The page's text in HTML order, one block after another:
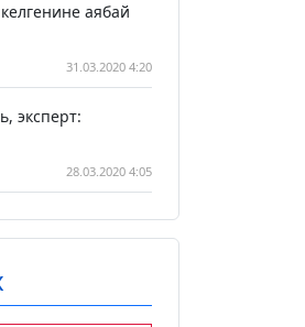
аябай
31.03.2020 4:20
эксперт:
28.03.2020 4:05